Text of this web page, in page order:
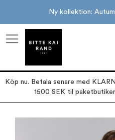
Ny kollektion:
Köp nu. Betala senare med
1500 SEK til